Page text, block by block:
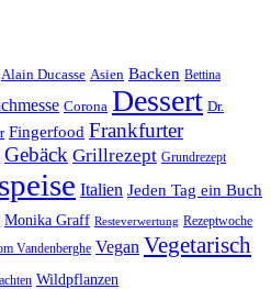
Alain Ducasse Asien Backen Bettina
Corona Dessert Dr.
Fingerfood Frankfurter
Gebäck Grillrezept Grundrezept
Italien Jeden Tag ein Buch
Monika Graff Resteverwertung Rezeptwoche
Vandenberghe Vegan Vegetarisch
Wildpflanzen